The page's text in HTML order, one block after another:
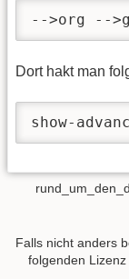
-->org --
Dort hakt man
show-
Falls nicht anders
folgenden